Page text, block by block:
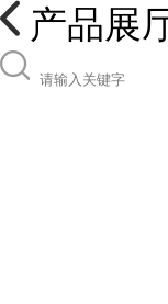
产品展